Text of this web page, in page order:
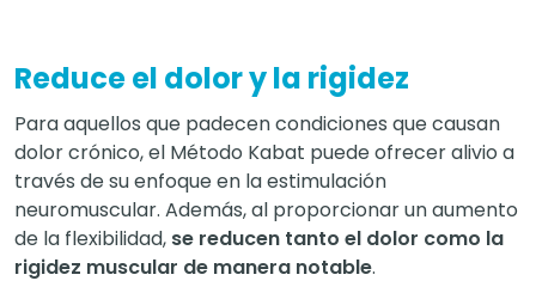
Reduce el dolor y la rigidez
Para aquellos que padecen condiciones que causan
dolor crónico, el Método Kabat puede ofrecer alivio a
través de su enfoque en la estimulación
neuromuscular. Además, al proporcionar un aumento
de la flexibilidad, se reducen tanto el dolor como la
rigidez muscular de manera notable.